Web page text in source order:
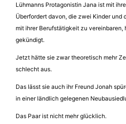
Lühmanns Protagonistin Jana ist mit
Überfordert davon, die zwei Kinder und
mit ihrer Berufstätigkeit zu vereinbaren,
gekündigt.
Jetzt hätte sie zwar theoretisch mehr
schlecht aus.
Das lässt sie auch ihr Freund Jonah
in einer ländlich gelegenen
Das Paar ist nicht mehr glücklich.